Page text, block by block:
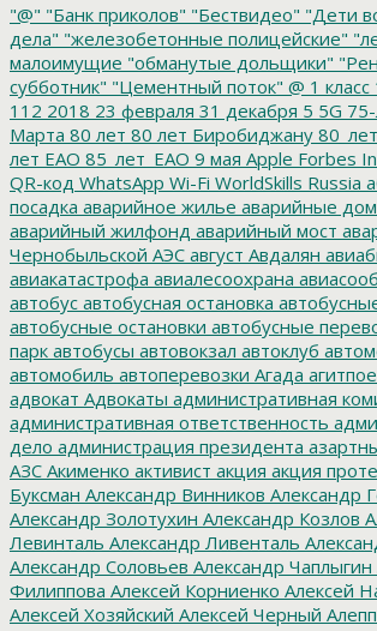
"@" "Банк приколов" "Бествидео" "Дети
дела" "железобетонные полицейские"
малоимущие "обманутые дольщики"
субботник" "Цементный поток" @ 1 класс
112 2018 23 февраля 31 декабря 5 5G
Марта 80 лет 80 лет Биробиджану
лет ЕАО 85_лет_ЕАО 9 мая Apple Forbes
QR-код WhatsApp Wi-Fi WorldSkills Russia
посадка аварийное жилье аварийные
аварийный жилфонд аварийный мост
Чернобыльской АЭС август Авдалян
авиакатастрофа авиалесоохрана
автобус автобусная остановка
автобусные остановки автобусные
парк автобусы автовокзал автоклуб
автомобиль автоперевозки Агада
адвокат Адвокаты административная
административная ответственность
дело администрация президента
АЗС Акименко активист акция акция
Буксман Александр Винников Александр
Александр Золотухин Александр Козлов
Левинталь Александр Ливенталь
Александр Соловьев Александр Чаплыгин
Филиппова Алексей Корниенко Алексей
Алексей Хозяйский Алексей Черный